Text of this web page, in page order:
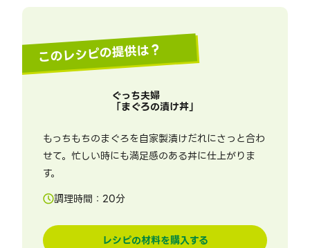
このレシピの提供は？
ぐっち夫婦
「まぐろの漬け丼」
もっちもちのまぐろを自家製漬けだれにさっと合わ
せて。忙しい時にも満足感のある丼に仕上がりま
す。
調理時間： 20分
レシピの材料を購入する